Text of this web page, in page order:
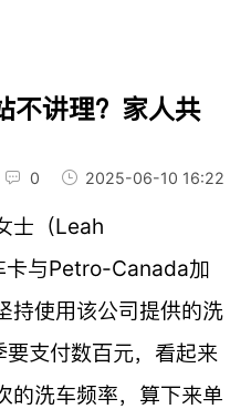
讲理？家人共
0 2025-06-10 16:22
士（Leah
与Petro-Canada加
持使用该公司提供的洗
要支付数百元，看起来
的洗车频率，算下来单